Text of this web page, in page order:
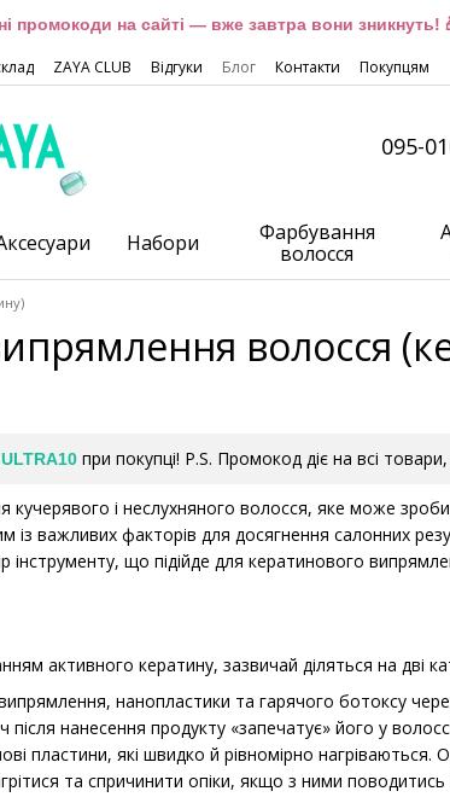
промокоди на сайті — вже завтра вони зникнуть!
ZAYA CLUB Відгуки Блог Контакти Покупцям
095-
Набори
Фарбування
волосся
волосся
ULTRA10 при покупці! P.S. Промокод діє на всі
і неслухняного волосся, яке може
важливих факторів для досягнення салонних
що підійде для кератинового
активного кератину, зазвичай діляться на дві
нанопластики та гарячого ботоксу
нанесення продукту «запечатує» його у
пластини, які швидко й рівномірно
та спричинити опіки, якщо з ними поводитись